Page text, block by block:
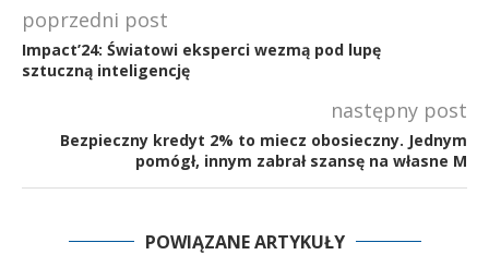
poprzedni post
Impact’24: Światowi eksperci wezmą pod lupę
sztuczną inteligencję
następny post
Bezpieczny kredyt 2% to miecz obosieczny. Jednym
pomógł, innym zabrał szansę na własne M
POWIĄZANE ARTYKUŁY